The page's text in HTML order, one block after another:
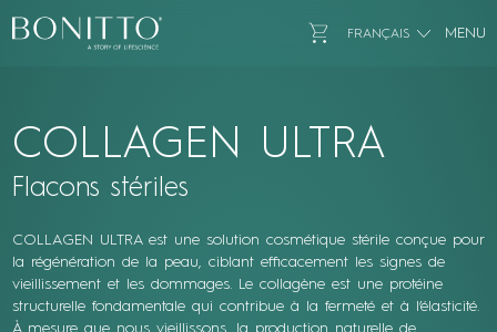
Bonitto Aesthetic Go to CartFRANÇAIS MENU
COLLAGEN ULTRA
Flacons stériles
COLLAGEN ULTRA est une solution cosmétique stérile conçue pour
la régénération de la peau, ciblant efficacement les signes de
vieillissement et les dommages. Le collagène est une protéine
structurelle fondamentale qui contribue à la fermeté et à l’élasticité.
À mesure que nous vieillissons, la production naturelle de